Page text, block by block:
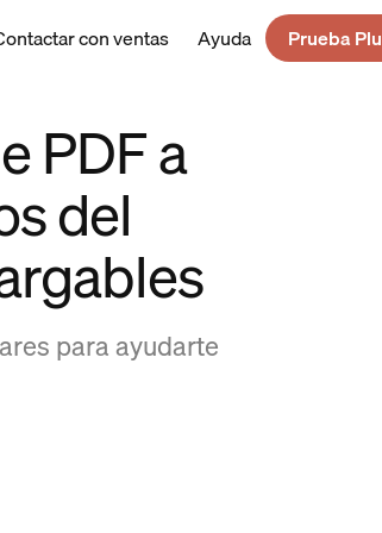
con ventas Ayuda
Prueba
PDF a
del
para ayudarte